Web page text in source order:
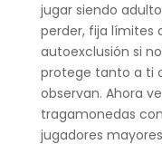
jugar siendo
perder, fija límites
autoexclusión si
protege tanto a ti
observan. Ahora
tragamonedas
jugadores